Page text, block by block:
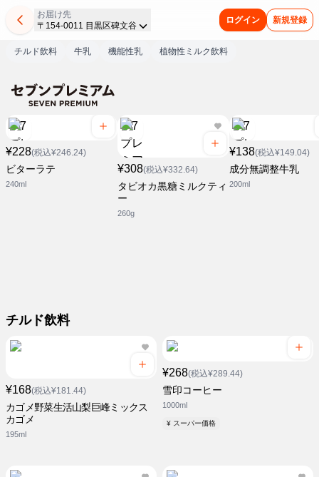
お届け先
〒154-0011 目黒区碑文谷
ログイン 新規登録
チルド飲料 牛乳 機能性乳 植物性ミルク飲料
¥228(税込¥246.24)
ビターラテ
240ml
¥308(税込¥332.64)
タビオカ黒糖ミルクティ
ー
260g
¥138(税込¥149.04)
成分無調整牛乳
200ml
チルド飲料
¥168(税込¥181.44)
カゴメ野菜生活山梨巨峰ミックス
カゴメ
195ml
¥268(税込¥289.44)
雪印コーヒー
1000ml
¥ スーパー価格